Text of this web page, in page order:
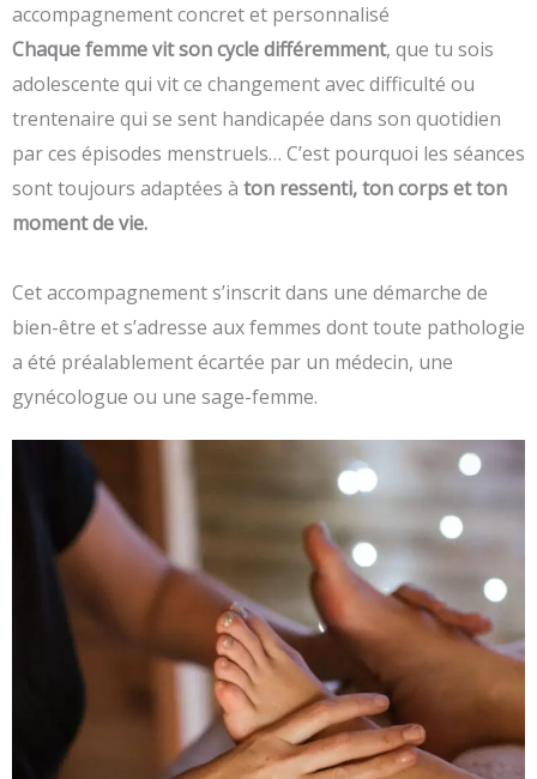
accompagnement concret et personnalisé
Chaque femme vit son cycle différemment, que tu sois
adolescente qui vit ce changement avec difficulté ou
trentenaire qui se sent handicapée dans son quotidien
par ces épisodes menstruels… C’est pourquoi les séances
sont toujours adaptées à ton ressenti, ton corps et ton
moment de vie.
Cet accompagnement s’inscrit dans une démarche de
bien-être et s’adresse aux femmes dont toute pathologie
a été préalablement écartée par un médecin, une
gynécologue ou une sage-femme.